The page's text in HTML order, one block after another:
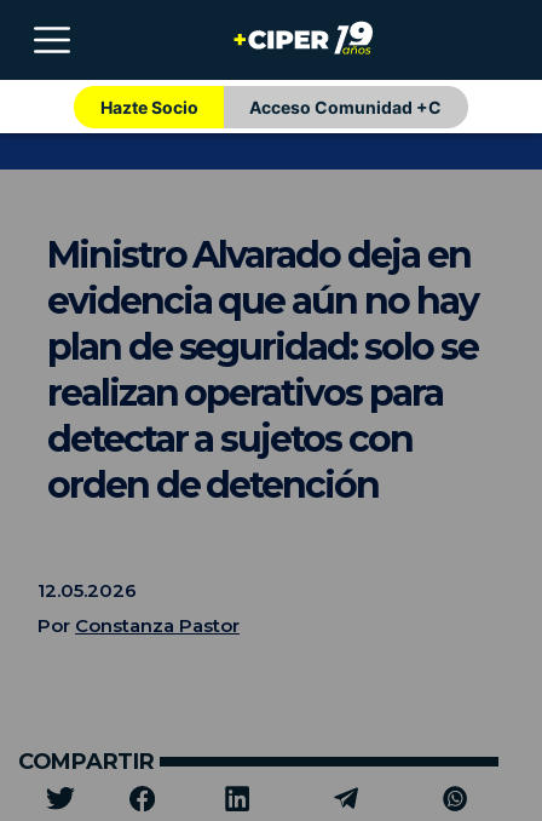
Hazte Socio Acceso Comunidad +C
Ministro Alvarado deja en
evidencia que aún no hay
plan de seguridad: solo se
realizan operativos para
detectar a sujetos con
orden de detención
12.05.2026
Por Constanza Pastor
COMPARTIR